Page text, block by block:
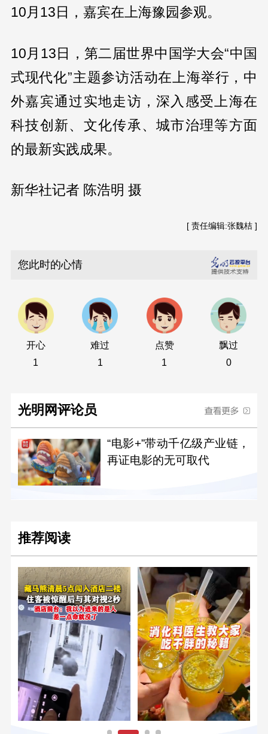
10月13日，嘉宾在上海豫园参观。
10月13日，第二届世界中国学大会“中国
式现代化”主题参访活动在上海举行，中
外嘉宾通过实地走访，深入感受上海在
科技创新、文化传承、城市治理等方面
的最新实践成果。
新华社记者 陈浩明 摄
[ 责任编辑:张魏桔 ]
您此时的心情
开心
1
难过
1
点赞
1
飘过
0
光明网评论员
“电影+”带动千亿级产业链，
再证电影的无可取代
推荐阅读